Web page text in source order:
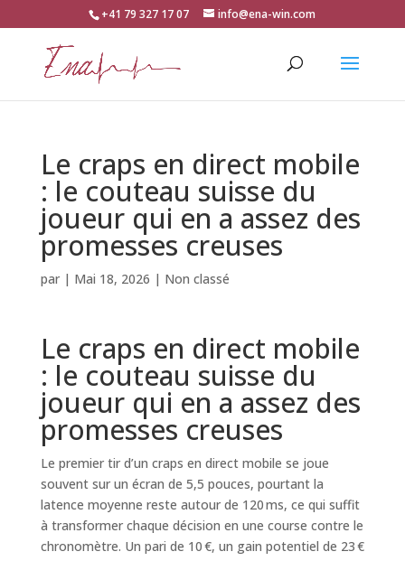
+41 79 327 17 07 info@ena-win.com
Le craps en direct mobile
: le couteau suisse du
joueur qui en a assez des
promesses creuses
par | Mai 18, 2026 | Non classé
Le craps en direct mobile
: le couteau suisse du
joueur qui en a assez des
promesses creuses
Le premier tir d’un craps en direct mobile se joue
souvent sur un écran de 5,5 pouces, pourtant la
latence moyenne reste autour de 120 ms, ce qui suffit
à transformer chaque décision en une course contre le
chronomètre. Un pari de 10 €, un gain potentiel de 23 €